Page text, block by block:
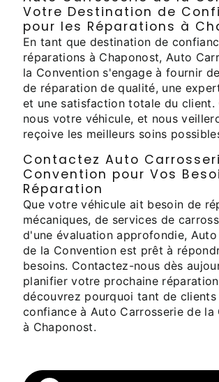
Votre Destination de
pour les Réparations à
En tant que destination de
réparations à Chaponost, Auto
la Convention s'engage à fournir
de réparation de qualité, une
et une satisfaction totale du client.
nous votre véhicule, et nous
reçoive les meilleurs soins
Contactez Auto
Convention pour Vos
Réparation
Que votre véhicule ait besoin de
mécaniques, de services de
d'une évaluation approfondie,
de la Convention est prêt à
besoins. Contactez-nous dès
planifier votre prochaine
découvrez pourquoi tant de
confiance à Auto Carrosserie de la
à Chaponost.